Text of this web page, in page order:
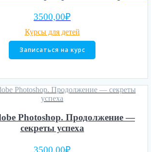
3500,00₽
Курсы для детей
Записаться на курс
Photoshop. Продолжение —
секреты успеха
3500,00₽